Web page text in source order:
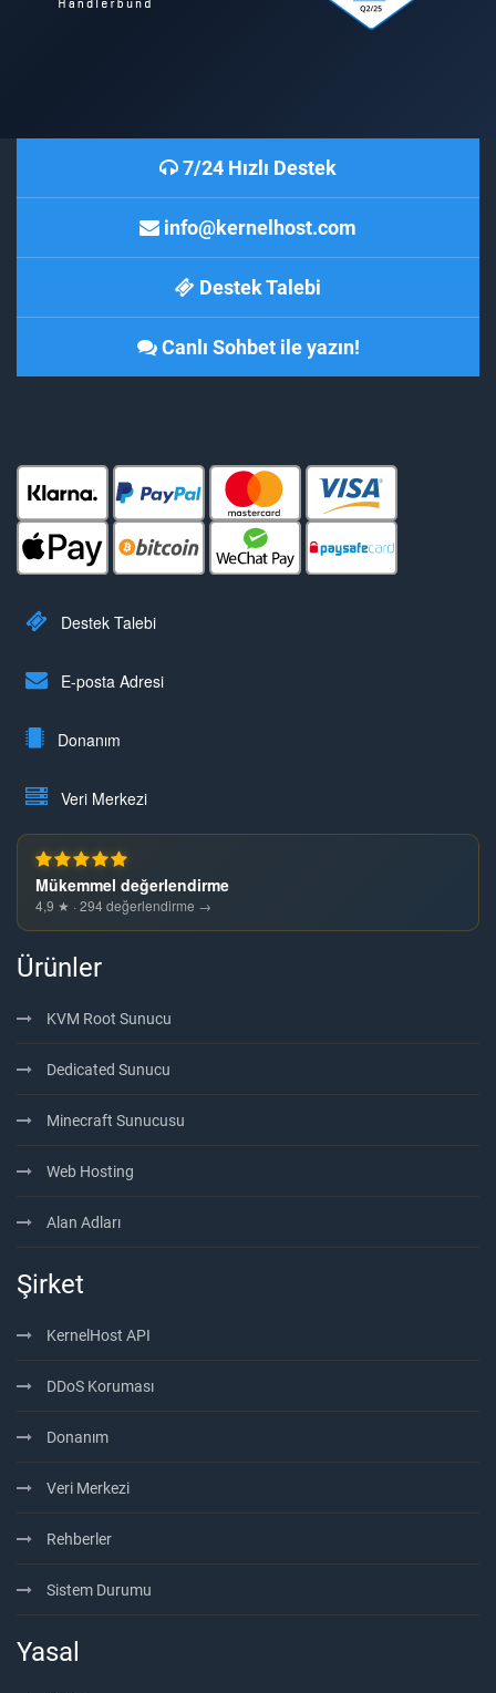
7/24 Hızlı Destek
info@kernelhost.com
Destek Talebi
Canlı Sohbet ile yazın!
Destek Talebi
E-posta Adresi
Donanım
Veri Merkezi
Mükemmel değerlendirme
4,9 ★ · 294 değerlendirme →
Ürünler
KVM Root Sunucu
Dedicated Sunucu
Minecraft Sunucusu
Web Hosting
Alan Adları
Şirket
KernelHost API
DDoS Koruması
Donanım
Veri Merkezi
Rehberler
Sistem Durumu
Yasal